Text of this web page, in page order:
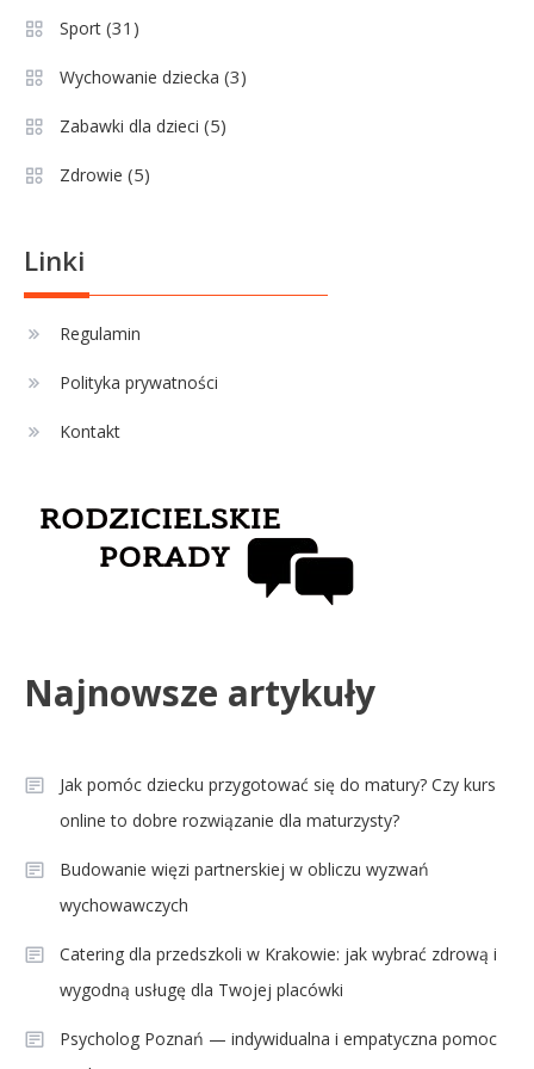
Sport (31)
Wychowanie dziecka (3)
Zabawki dla dzieci (5)
Zdrowie (5)
Linki
Regulamin
Polityka prywatności
Kontakt
Najnowsze artykuły
Jak pomóc dziecku przygotować się do matury? Czy kurs
online to dobre rozwiązanie dla maturzysty?
Budowanie więzi partnerskiej w obliczu wyzwań
wychowawczych
Catering dla przedszkoli w Krakowie: jak wybrać zdrową i
wygodną usługę dla Twojej placówki
Psycholog Poznań — indywidualna i empatyczna pomoc